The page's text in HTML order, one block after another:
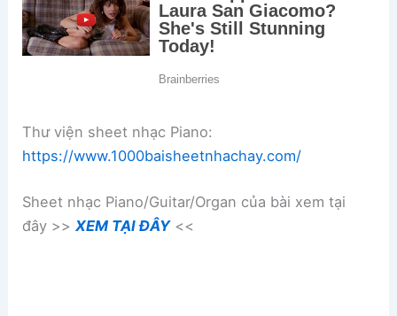
Thư viện sheet nhạc Piano:
https://www.1000baisheetnhachay.com/
Sheet nhạc Piano/Guitar/Organ của bài xem tại
đây >>XEM TẠI ĐÂY<<